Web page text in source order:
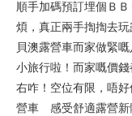
順手加碼預訂埋個Ｂ
煩，真正兩手揈揈去
貝澳露營車而家做緊
小旅行啦！而家嘅價
右咋！空位有限，唔
營車 感受舒適露營新